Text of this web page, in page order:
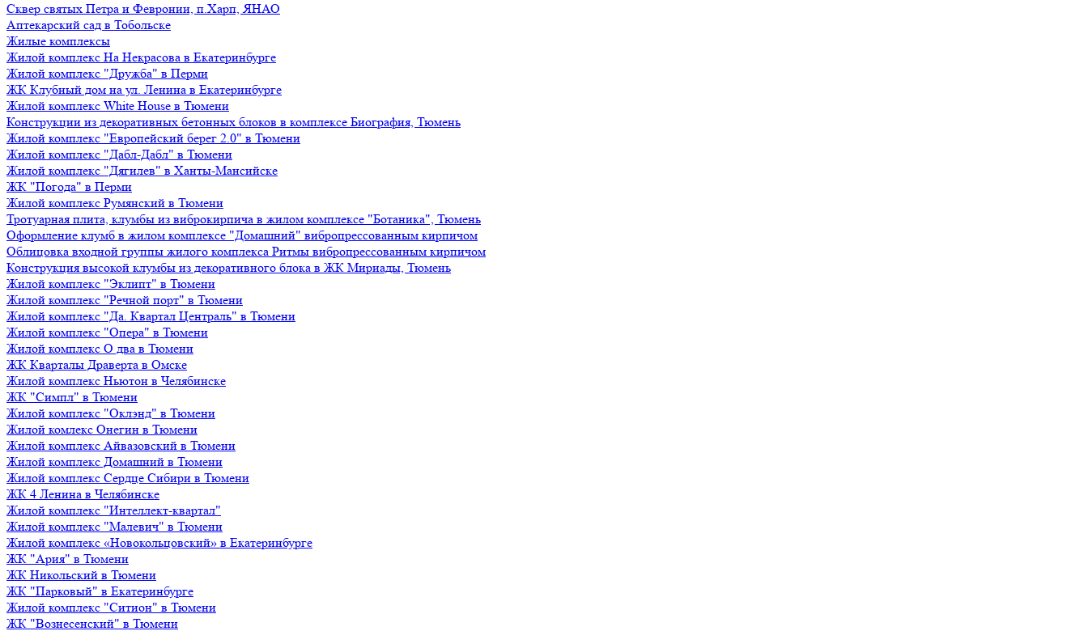
Сквер святых Петра и Февронии, п.Харп, ЯНАО
Аптекарский сад в Тобольске
Жилые комплексы
Жилой комплекс На Некрасова в Екатеринбурге
Жилой комплекс "Дружба" в Перми
ЖК Клубный дом на ул. Ленина в Екатеринбурге
Жилой комплекс White House в Тюмени
Конструкции из декоративных бетонных блоков в комплексе Биография, Тюмень
Жилой комплекс "Европейский берег 2.0" в Тюмени
Жилой комплекс "Дабл-Дабл" в Тюмени
Жилой комплекс "Дягилев" в Ханты-Мансийске
ЖК "Погода" в Перми
Жилой комплекс Румянский в Тюмени
Тротуарная плита, клумбы из виброкирпича в жилом комплексе "Ботаника", Тюмень
Оформление клумб в жилом комплексе "Домашний" вибропрессованным кирпичом
Облицовка входной группы жилого комплекса Ритмы вибропрессованным кирпичом
Конструкция высокой клумбы из декоративного блока в ЖК Мириады, Тюмень
Жилой комплекс "Эклипт" в Тюмени
Жилой комплекс "Речной порт" в Тюмени
Жилой комплекс "Да. Квартал Централь" в Тюмени
Жилой комплекс "Опера" в Тюмени
Жилой комплекс О два в Тюмени
ЖК Кварталы Драверта в Омске
Жилой комплекс Ньютон в Челябинске
ЖК "Симпл" в Тюмени
Жилой комплекс "Оклэнд" в Тюмени
Жилой комлекс Онегин в Тюмени
Жилой комплекс Айвазовский в Тюмени
Жилой комплекс Домашний в Тюмени
Жилой комплекс Сердце Сибири в Тюмени
ЖК 4 Ленина в Челябинске
Жилой комплекс "Интеллект-квартал"
Жилой комплекс "Малевич" в Тюмени
Жилой комплекс «Новокольцовский» в Екатеринбурге
ЖК "Ария" в Тюмени
ЖК Никольский в Тюмени
ЖК "Парковый" в Екатеринбурге
Жилой комплекс "Ситион" в Тюмени
ЖК "Вознесенский" в Тюмени